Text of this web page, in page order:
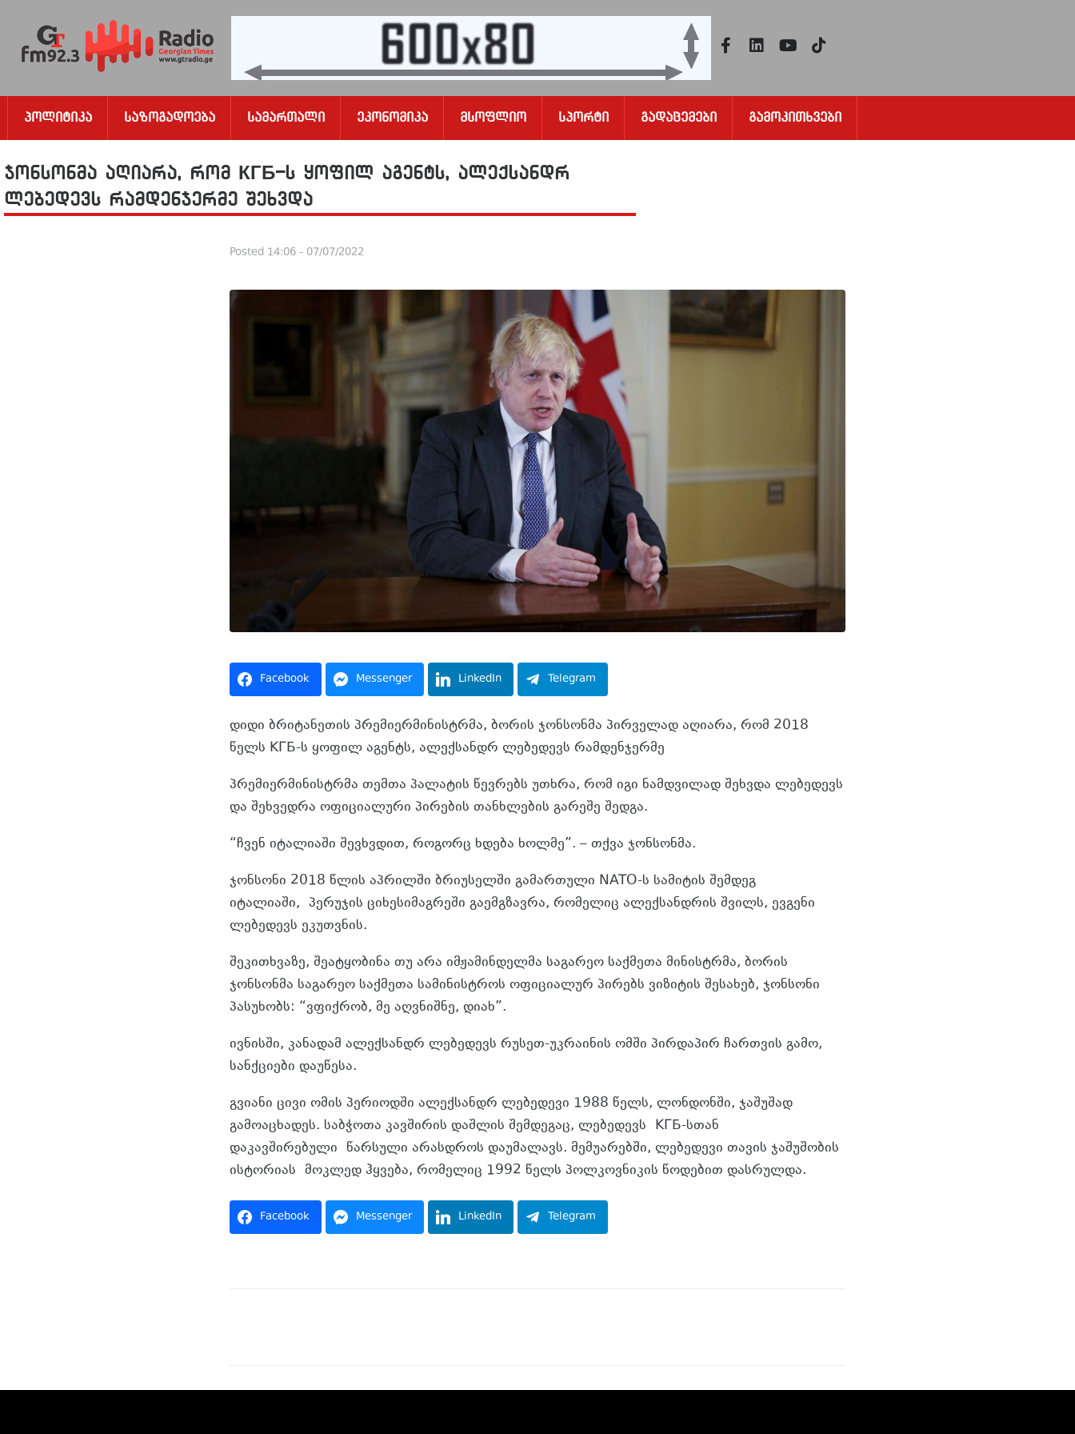
Პოლიტიკა Საზოგადოება Სამართალი Ეკონომიკა Მსოფლიო Სპორტი Გადაცემები Გამოკითხვები
ჯონსონმა აღიარა, რომ КГБ-ს ყოფილ აგენტს, ალექსანდრ
ლებედევს რამდენჯერმე შეხვდა
Posted 14:06 - 07/07/2022
Facebook Messenger LinkedIn Telegram
დიდი ბრიტანეთის პრემიერმინისტრმა, ბორის ჯონსონმა პირველად აღიარა, რომ 2018
წელს КГБ-ს ყოფილ აგენტს, ალექსანდრ ლებედევს რამდენჯერმე
პრემიერმინისტრმა თემთა პალატის წევრებს უთხრა, რომ იგი ნამდვილად შეხვდა ლებედევს
და შეხვედრა ოფიციალური პირების თანხლების გარეშე შედგა.
“ჩვენ იტალიაში შევხვდით, როგორც ხდება ხოლმე”. – თქვა ჯონსონმა.
ჯონსონი 2018 წლის აპრილში ბრიუსელში გამართული NATO-ს სამიტის შემდეგ
იტალიაში, პერუჯის ციხესიმაგრეში გაემგზავრა, რომელიც ალექსანდრის შვილს, ევგენი
ლებედევს ეკუთვნის.
შეკითხვაზე, შეატყობინა თუ არა იმჟამინდელმა საგარეო საქმეთა მინისტრმა, ბორის
ჯონსონმა საგარეო საქმეთა სამინისტროს ოფიციალურ პირებს ვიზიტის შესახებ, ჯონსონი
პასუხობს: “ვფიქრობ, მე აღვნიშნე, დიახ”.
ივნისში, კანადამ ალექსანდრ ლებედევს რუსეთ-უკრაინის ომში პირდაპირ ჩართვის გამო,
სანქციები დაუწესა.
გვიანი ცივი ომის პერიოდში ალექსანდრ ლებედევი 1988 წელს, ლონდონში, ჯაშუშად
გამოაცხადეს. საბჭოთა კავშირის დაშლის შემდეგაც, ლებედევს КГБ-სთან
დაკავშირებული წარსული არასდროს დაუმალავს. მემუარებში, ლებედევი თავის ჯაშუშობის
ისტორიას მოკლედ ჰყვება, რომელიც 1992 წელს პოლკოვნიკის წოდებით დასრულდა.
Facebook Messenger LinkedIn Telegram